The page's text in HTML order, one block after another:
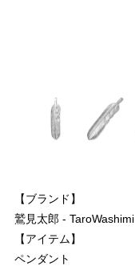
【ブランド】
鷲見太郎 - TaroWashimi
【アイテム】
ペンダント